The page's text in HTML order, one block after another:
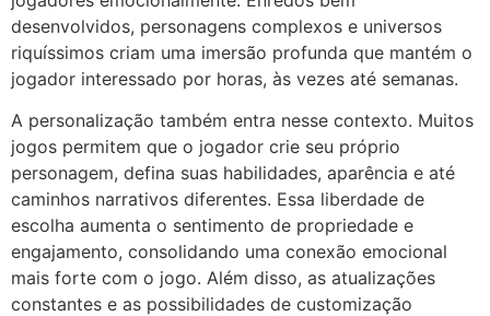
desenvolvidos, personagens complexos e universos
riquíssimos criam uma imersão profunda que mantém o
jogador interessado por horas, às vezes até semanas.
A personalização também entra nesse contexto. Muitos
jogos permitem que o jogador crie seu próprio
personagem, defina suas habilidades, aparência e até
caminhos narrativos diferentes. Essa liberdade de
escolha aumenta o sentimento de propriedade e
engajamento, consolidando uma conexão emocional
mais forte com o jogo. Além disso, as atualizações
constantes e as possibilidades de customização